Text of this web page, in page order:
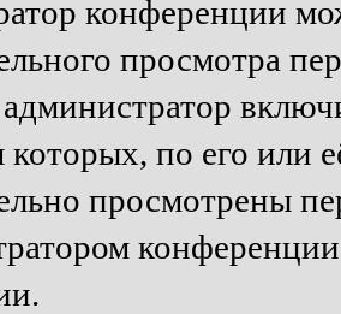
конференции
просмотра
которых, по его или
просмотрены